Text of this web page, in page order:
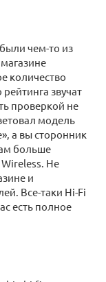
чем-то из
количество
звучат
проверкой не
модель
а вы сторонник
больше
Wireless. Не
и
Все-таки Hi-Fi
есть полное